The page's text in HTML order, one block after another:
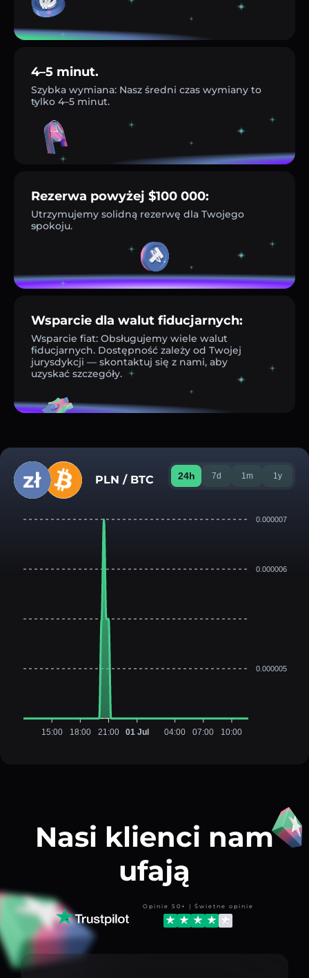
4–5 minut.
Szybka wymiana: Nasz średni czas wymiany to
tylko 4–5 minut.
Rezerwa powyżej $100 000:
Utrzymujemy solidną rezerwę dla Twojego
spokoju.
Wsparcie dla walut fiducjarnych:
Wsparcie fiat: Obsługujemy wiele walut
fiducjarnych. Dostępność zależy od Twojej
jurysdykcji — skontaktuj się z nami, aby
uzyskać szczegóły.
PLN / BTC 24h 7d 1m 1y
0.000007
0.000006
0.000005
15:00 18:00 21:00 01 Jul 04:00 07:00 10:00
Nasi klienci nam
ufają
Opinie 50+ | Świetne opinie